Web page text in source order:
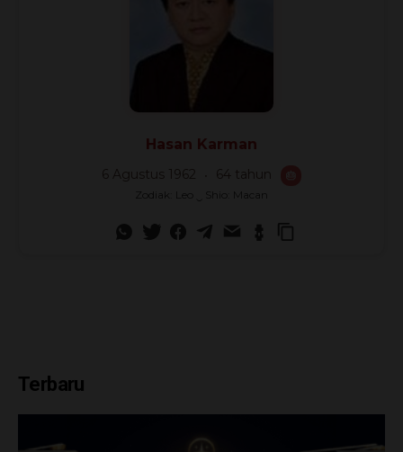
Hasan Karman
6 Agustus 1962 64 tahun
Zodiak: Leo ‿ Shio: Macan
Terbaru